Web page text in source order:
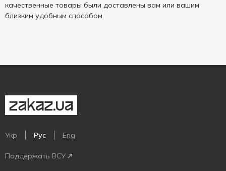
качественные товары были доставлены вам или вашим
близким удобным способом.
Укр Рус Eng
Поддержать ВСУ